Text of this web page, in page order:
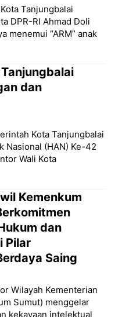
Tanjungbalai
DPR-RI Ahmad Doli
menemui “ARM” anak
dan
Kota Tanjungbalai
Nasional (HAN) Ke-42
Wali Kota
Kemenkum
dan
Pilar
Saing
Wilayah Kementerian
Sumut) menggelar
kekayaan intelektual